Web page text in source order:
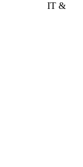
IT &